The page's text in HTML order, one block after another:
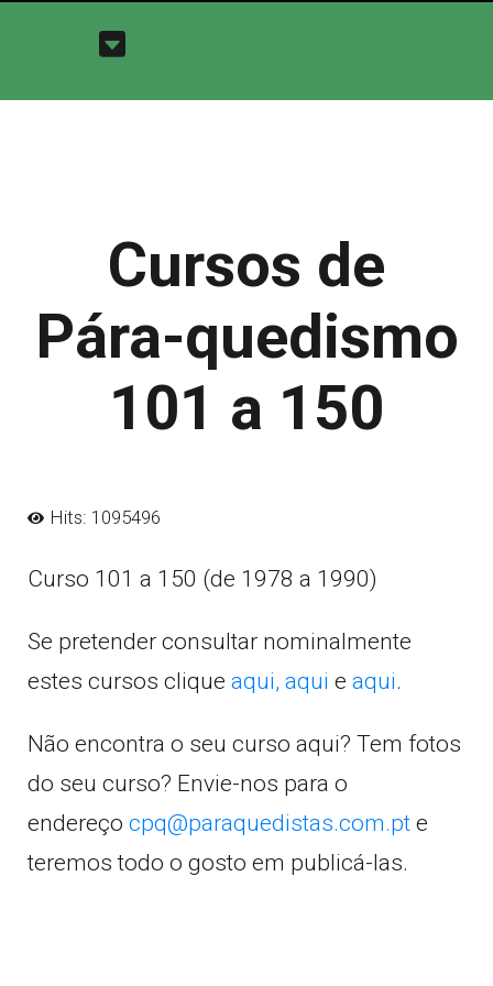
Cursos de
Pára-quedismo
101 a 150
Hits: 1095496
Curso 101 a 150 (de 1978 a 1990)
Se pretender consultar nominalmente
estes cursos clique aqui, aqui e aqui.
Não encontra o seu curso aqui? Tem fotos
do seu curso? Envie-nos para o
endereço cpq@paraquedistas.com.pt e
teremos todo o gosto em publicá-las.